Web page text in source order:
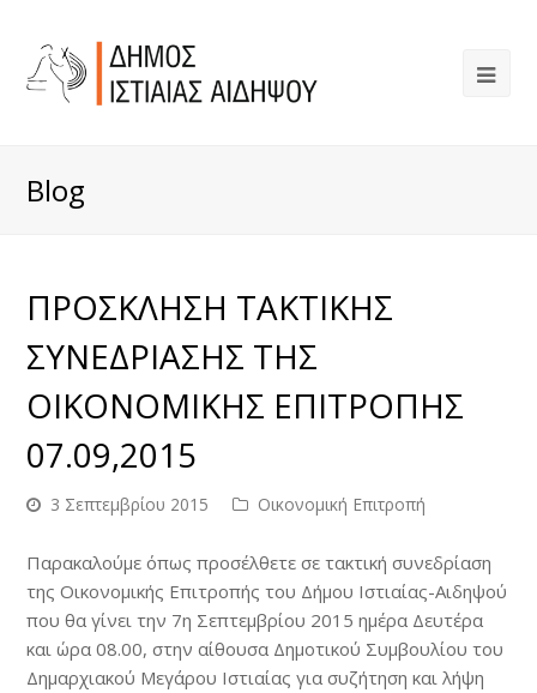
Blog
ΠΡΟΣΚΛΗΣΗ ΤΑΚΤΙΚΗΣ
ΣΥΝΕΔΡΙΑΣΗΣ ΤΗΣ
ΟΙΚΟΝΟΜΙΚΗΣ ΕΠΙΤΡΟΠΗΣ
07.09,2015
3 Σεπτεμβρίου 2015 Οικονομική Επιτροπή
Παρακαλούμε όπως προσέλθετε σε τακτική συνεδρίαση
της Οικονομικής Επιτροπής του Δήμου Ιστιαίας-Αιδηψού
που θα γίνει την 7η Σεπτεμβρίου 2015 ημέρα Δευτέρα
και ώρα 08.00, στην αίθουσα Δημοτικού Συμβουλίου του
Δημαρχιακού Μεγάρου Ιστιαίας για συζήτηση και λήψη